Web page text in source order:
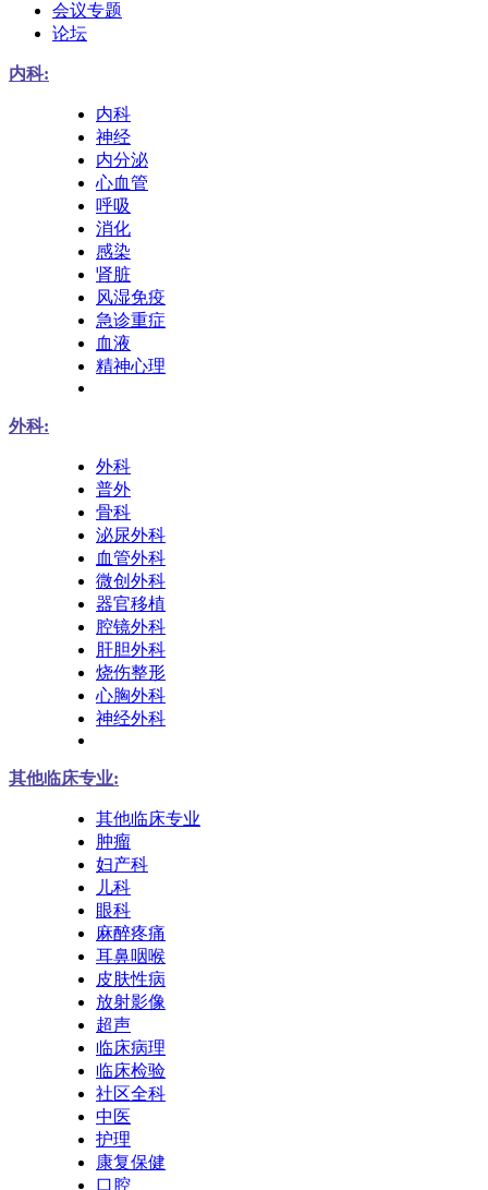
会议专题
论坛
内科:
内科
神经
内分泌
心血管
呼吸
消化
感染
肾脏
风湿免疫
急诊重症
血液
精神心理
外科:
外科
普外
骨科
泌尿外科
血管外科
微创外科
器官移植
腔镜外科
肝胆外科
烧伤整形
心胸外科
神经外科
其他临床专业:
其他临床专业
肿瘤
妇产科
儿科
眼科
麻醉疼痛
耳鼻咽喉
皮肤性病
放射影像
超声
临床病理
临床检验
社区全科
中医
护理
康复保健
口腔